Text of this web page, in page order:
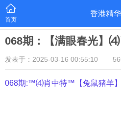
首页
香港精
068期：【满眼春光】
发表于：2025-03-16 00:55:10
068期:™⑷肖中特™【兔鼠猪羊